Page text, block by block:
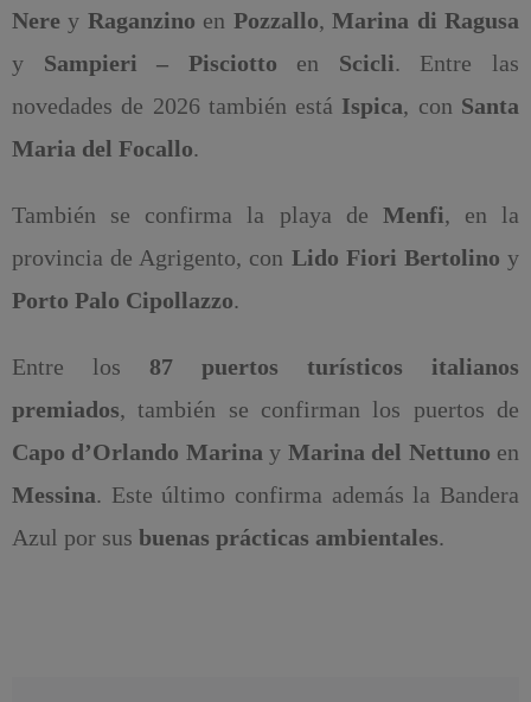
Nerey Raganzino en Pozzallo,Marina di Ragusa
y Sampieri – Pisciotto en Scicli. Entre las
novedades de 2026 también está Ispica, con Santa
Maria del Focallo.
También se confirma la playa de Menfi, en la
provincia de Agrigento, con Lido Fiori Bertolino y
Porto Palo Cipollazzo.
Entre los 87 puertos turísticos italianos
premiados, también se confirman los puertos de
Capo d’Orlando Marina y Marina del Nettuno en
Messina. Este último confirma además la Bandera
Azul por sus buenas prácticas ambientales.